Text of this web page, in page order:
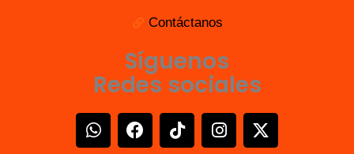
Contáctanos
Síguenos
Redes sociales
W
h
F
a
T
i
I
n
X
-